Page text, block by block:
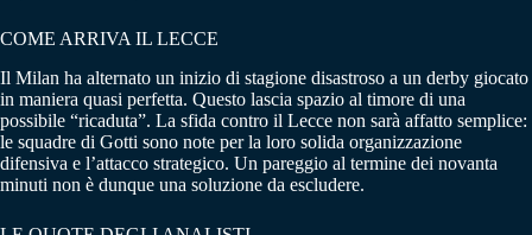
COME ARRIVA IL LECCE
Il Milan ha alternato un inizio di stagione disastroso a un derby giocato
in maniera quasi perfetta. Questo lascia spazio al timore di una
possibile “ricaduta”. La sfida contro il Lecce non sarà affatto semplice:
le squadre di Gotti sono note per la loro solida organizzazione
difensiva e l’attacco strategico. Un pareggio al termine dei novanta
minuti non è dunque una soluzione da escludere.